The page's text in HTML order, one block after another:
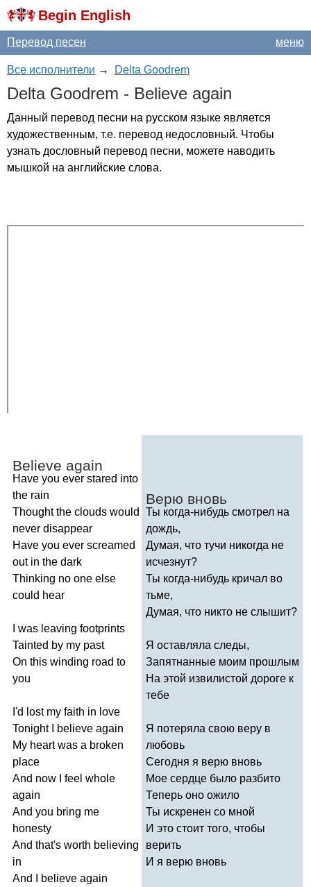
Begin English
меню
Перевод песен
Все исполнители → Delta Goodrem
Delta Goodrem - Believe again
Данный перевод песни на русском языке является
художественным, т.е. перевод недословный. Чтобы
узнать дословный перевод песни, можете наводить
мышкой на английские слова.
Believe again
Have you ever stared into
the rain
Thought the clouds would
never disappear
Have you ever screamed
out in the dark
Thinking no one else
could hear
was leaving footprints
Tainted by my past
On this winding road to
you
I'd lost my faith in love
Tonight
believe again
My heart was a broken
place
And now feel whole
again
And you bring me
honesty
And that's worth believing
in
And
believe again
Верю вновь
Ты когда-нибудь смотрел на
дождь,
Думая, что тучи никогда не
исчезнут?
Ты когда-нибудь кричал во
тьме,
Думая, что никто не слышит?
Я оставляла следы,
Запятнанные моим прошлым
На этой извилистой дороге к
тебе
Я потеряла свою веру в
любовь
Сегодня я верю вновь
Мое сердце было разбито
Теперь оно ожило
Ты искренен со мной
И это стоит того, чтобы
верить
И я верю вновь